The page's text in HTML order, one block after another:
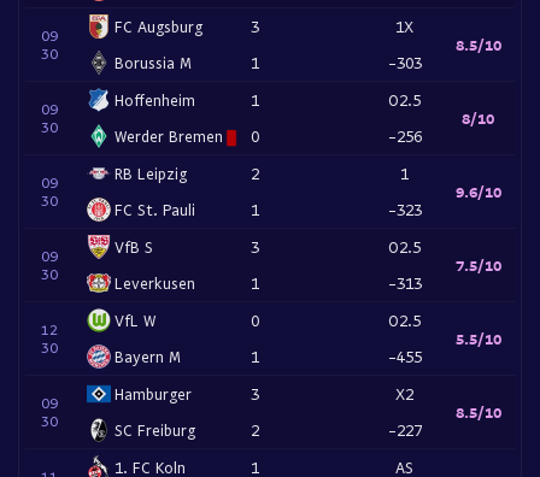
09
30
FC Augsburg
Borussia M
3
1
1X
-303
8.5/10
09
30
Hoffenheim
Werder Bremen
1
0
O2.5
-256
8/10
09
30
RB Leipzig
FC St. Pauli
2
1
1
-323
9.6/10
09
30
VfB S
Leverkusen
3
1
O2.5
-313
7.5/10
12
30
VfL W
Bayern M
0
1
O2.5
-455
5.5/10
09
30
Hamburger
SC Freiburg
3
2
X2
-227
8.5/10
1. FC Koln 1
AS